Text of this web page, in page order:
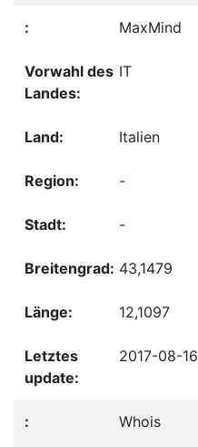
MaxMind
IT
Italien
-
-
43,1479
12,1097
2017-08-16
Whois